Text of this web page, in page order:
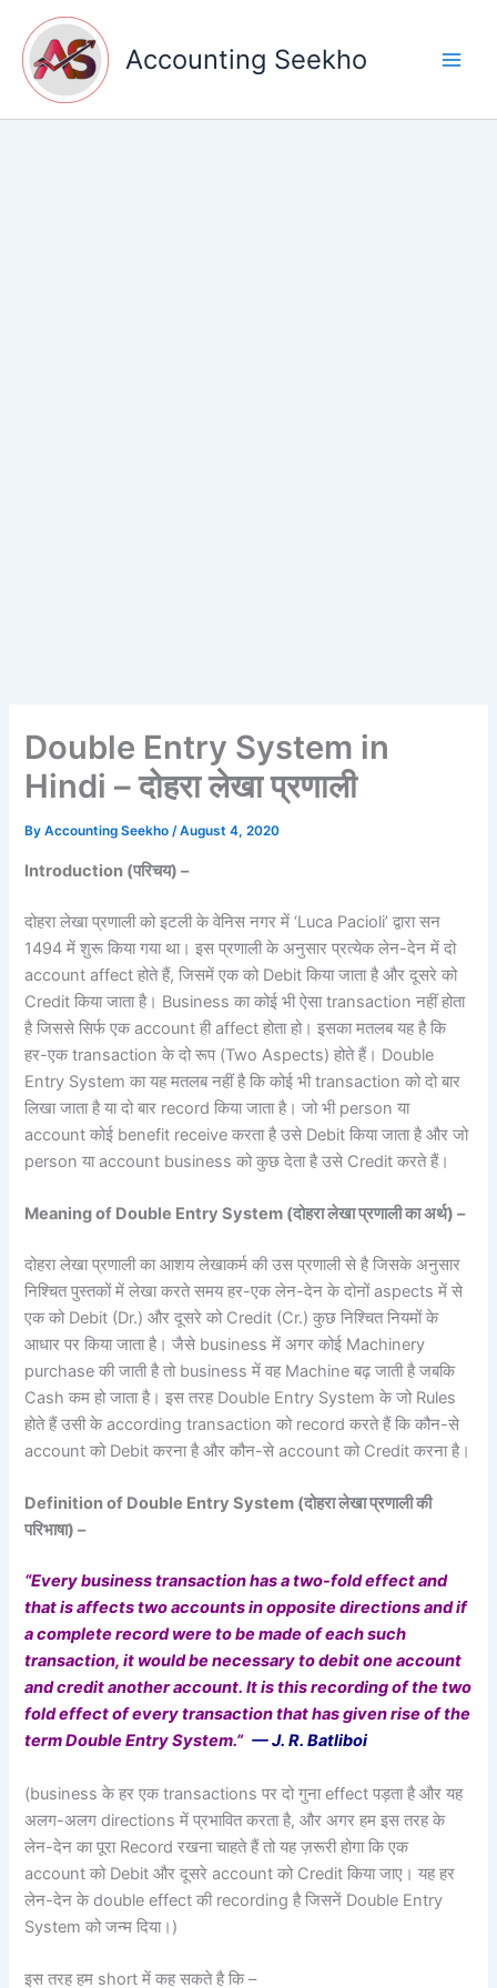
content
Accounting Seekho
Double Entry System in
Hindi – दोहरा लेखा प्रणाली
ByAccounting Seekho/August 4, 2020
Introduction (परिचय) –
दोहरा लेखा प्रणाली को इटली के वेनिस नगर में ‘Luca Pacioli’ द्वारा सन
1494 में शुरू किया गया था। इस प्रणाली के अनुसार प्रत्येक लेन-देन में दो
account affect होते हैं, जिसमें एक को Debit किया जाता है और दूसरे को
Credit किया जाता है। Business का कोई भी ऐसा transaction नहीं होता
है जिससे सिर्फ एक account ही affect होता हो। इसका मतलब यह है कि
हर-एक transaction के दो रूप (Two Aspects) होते हैं। Double
Entry System का यह मतलब नहीं है कि कोई भी transaction को दो बार
लिखा जाता है या दो बार record किया जाता है। जो भी person या
account कोई benefit receive करता है उसे Debit किया जाता है और जो
person या account business को कुछ देता है उसे Credit करते हैं।
Meaning of Double Entry System (दोहरा लेखा प्रणाली का अर्थ) –
दोहरा लेखा प्रणाली का आशय लेखाकर्म की उस प्रणाली से है जिसके अनुसार
निश्चित पुस्तकों में लेखा करते समय हर-एक लेन-देन के दोनों aspects में से
एक को Debit (Dr.) और दूसरे को Credit (Cr.) कुछ निश्चित नियमों के
आधार पर किया जाता है। जैसे business में अगर कोई Machinery
purchase की जाती है तो business में वह Machine बढ़ जाती है जबकि
Cash कम हो जाता है। इस तरह Double Entry System के जो Rules
होते हैं उसी के according transaction को record करते हैं कि कौन-से
account को Debit करना है और कौन-से account को Credit करना है।
Definition of Double Entry System (दोहरा लेखा प्रणाली की
परिभाषा) –
“Every business transaction has a two-fold effect and
that is affects two accounts in opposite directions and if
a complete record were to be made of each such
transaction, it would be necessary to debit one account
and credit another account. It is this recording of the two
fold effect of every transaction that has given rise of the
term Double Entry System.” —J. R. Batliboi
(business के हर एक transactions पर दो गुना effect पड़ता है और यह
अलग-अलग directions में प्रभावित करता है, और अगर हम इस तरह के
लेन-देन का पूरा Record रखना चाहते हैं तो यह ज़रूरी होगा कि एक
account को Debit और दूसरे account को Credit किया जाए। यह हर
लेन-देन के double effect की recording है जिसनें Double Entry
System को जन्म दिया।)
इस तरह हम short में कह सकते है कि –